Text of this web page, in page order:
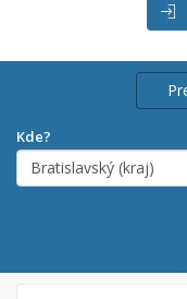
Kde?
Bratislavský (kraj)